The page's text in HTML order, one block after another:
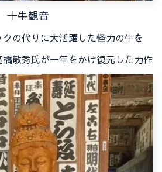
十牛観音
の代りに大活躍した怪力の牛を
敬秀氏が一年をかけ復元した力作